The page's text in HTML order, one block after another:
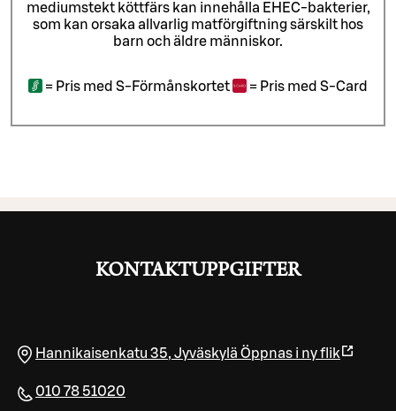
mediumstekt köttfärs kan innehålla EHEC-bakterier,
som kan orsaka allvarlig matförgiftning särskilt hos
barn och äldre människor.
= Pris med S-Förmånskortet = Pris med S-Card
KONTAKTUPPGIFTER
Hannikaisenkatu 35, Jyväskylä Öppnas i ny flik
010 78 51020